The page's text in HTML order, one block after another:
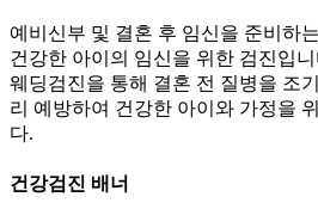
예비신부 및 결혼 후 임신을 준비하
건강한 아이의 임신을 위한 검진입니
웨딩검진을 통해 결혼 전 질병을 조
리 예방하여 건강한 아이와 가정을
다.
건강검진 배너